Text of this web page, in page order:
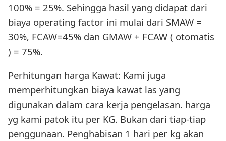
100% = 25%. Sehingga hasil yang didapat dari
biaya operating factor ini mulai dari SMAW =
30%, FCAW=45% dan GMAW + FCAW ( otomatis
) = 75%.
Perhitungan harga Kawat: Kami juga
memperhitungkan biaya kawat las yang
digunakan dalam cara kerja pengelasan. harga
yg kami patok itu per KG. Bukan dari tiap-tiap
penggunaan. Penghabisan 1 hari per kg akan